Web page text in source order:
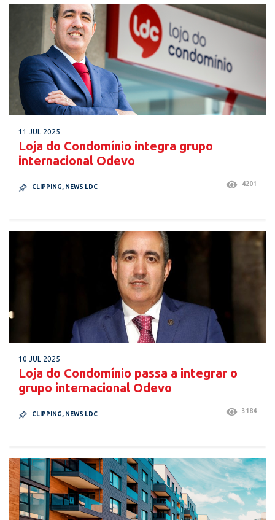
11 JUL 2025
Loja do Condomínio integra grupo
internacional Odevo
CLIPPING, NEWS LDC 4201
10 JUL 2025
Loja do Condomínio passa a integrar o
grupo internacional Odevo
CLIPPING, NEWS LDC 3184